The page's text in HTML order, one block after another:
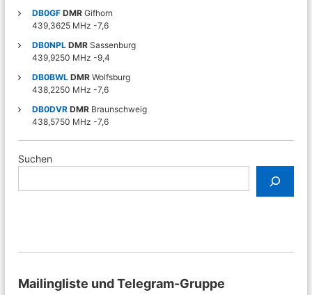
DB0GF DMR Gifhorn
439,3625 MHz -7,6
DB0NPL DMR Sassenburg
439,9250 MHz -9,4
DB0BWL DMR Wolfsburg
438,2250 MHz -7,6
DB0DVR DMR Braunschweig
438,5750 MHz -7,6
Suchen
Mailingliste und Telegram-Gruppe